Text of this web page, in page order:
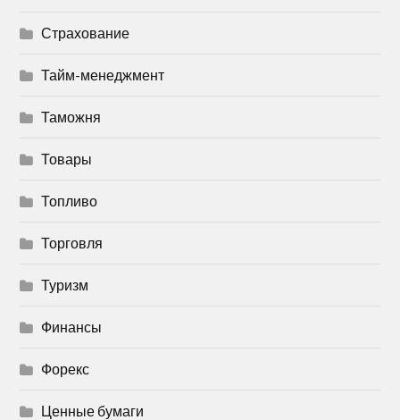
Страхование
Тайм-менеджмент
Таможня
Товары
Топливо
Торговля
Туризм
Финансы
Форекс
Ценные бумаги